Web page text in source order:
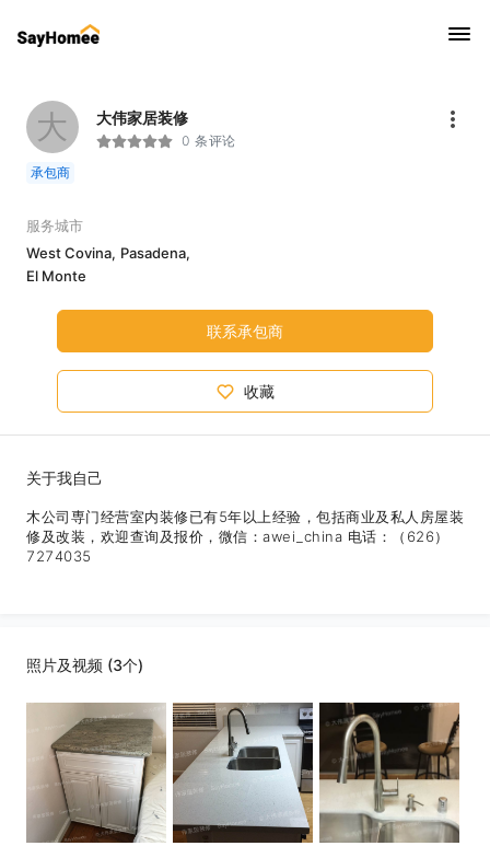
大 大伟家居装修
0 条评论
承包商
服务城市
West Covina, Pasadena,
El Monte
联系承包商
收藏
关于我自己
木公司専门经营室内装修已有5年以上经验，包括商业及私人房屋装
修及改装，欢迎查询及报价，微信：awei_china 电话：（626）
7274035
照片及视频 (3个)